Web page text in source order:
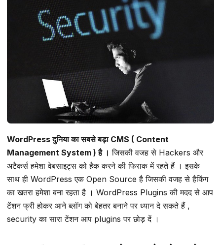
WordPress दुनिया का सबसे बड़ा CMS ( Content
Management System ) है । जिसकी वजह से Hackers और
अटैकर्स हमेशा वेबसाइट्स को हैक करने की फिराक में रहते हैं । इसके
साथ ही WordPress एक Open Source है जिसकी वजह से हैकिंग
का खतरा हमेशा बना रहता है । WordPress Plugins की मदद से आप
टेंशन फ्री होकर आने ब्लॉग को बेहतर बनाने पर ध्यान दे सकते हैं ,
security का सारा टेंशन आप plugins पर छोड़ दें ।